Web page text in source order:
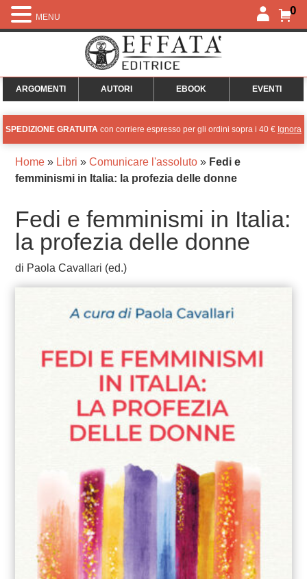
0
ARGOMENTI AUTORI EBOOK EVENTI
SPEDIZIONE GRATUITA con corriere espresso per gli ordini sopra i 40 € Ignora
Home» Libri » Comunicare l'assoluto» Fedi e
femminismi in Italia: la profezia delle donne
Fedi e femminismi in Italia:
la profezia delle donne
di Paola Cavallari (ed.)
MENU